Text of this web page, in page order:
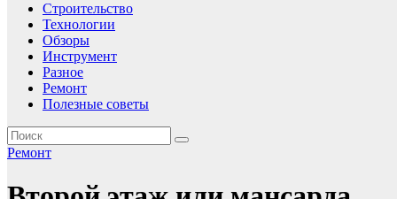
Строительство
Технологии
Обзоры
Инструмент
Разное
Ремонт
Полезные советы
Ремонт